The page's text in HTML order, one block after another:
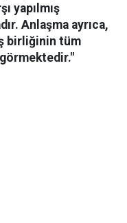
yapılmış
Anlaşma ayrıca,
birliğinin tüm